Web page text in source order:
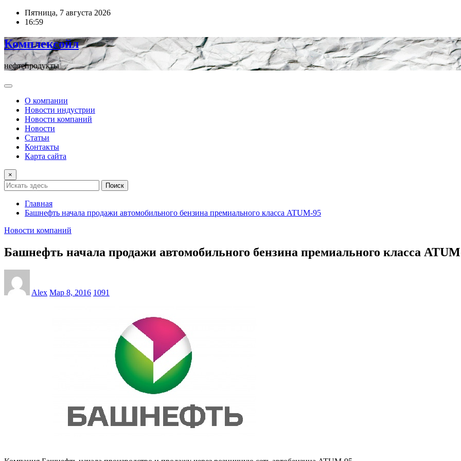
ПерейтиПятница, 7 августа 2026
16:59
Комплексойл
нефтепродукты
О компании
Новости индустрии
Новости компаний
Новости
Статьи
Контакты
Карта сайта
×
Поиск
Главная
Башнефть начала продажи автомобильного бензина премиального класса ATUM-95
Новости компаний
Башнефть начала продажи автомобильного бензина премиального класса
Alex Мар 8, 2016 1091